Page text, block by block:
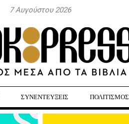
7 Αυγούστου 2026
ΣΥΝΕΝΤΕΥΞΕΙΣ ΠΟΛΙΤΙΣΜΟΣ